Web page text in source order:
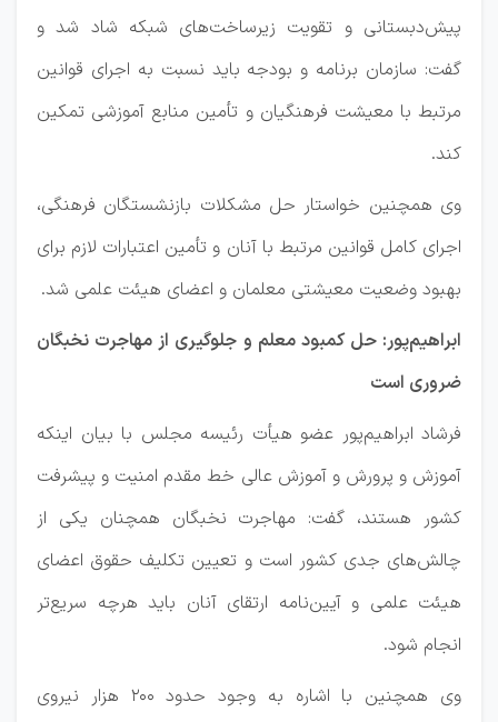
پیش‌دبستانی و تقویت زیرساخت‌های شبکه شاد شد و
گفت: سازمان برنامه و بودجه باید نسبت به اجرای قوانین
مرتبط با معیشت فرهنگیان و تأمین منابع آموزشی تمکین
کند.
وی همچنین خواستار حل مشکلات بازنشستگان فرهنگی،
اجرای کامل قوانین مرتبط با آنان و تأمین اعتبارات لازم برای
بهبود وضعیت معیشتی معلمان و اعضای هیئت علمی شد.
ابراهیم‌پور: حل کمبود معلم و جلوگیری از مهاجرت نخبگان
ضروری است
فرشاد ابراهیم‌پور عضو هیأت رئیسه مجلس با بیان اینکه
آموزش و پرورش و آموزش عالی خط مقدم امنیت و پیشرفت
کشور هستند، گفت: مهاجرت نخبگان همچنان یکی از
چالش‌های جدی کشور است و تعیین تکلیف حقوق اعضای
هیئت علمی و آیین‌نامه ارتقای آنان باید هرچه سریع‌تر
انجام شود.
وی همچنین با اشاره به وجود حدود ۲۰۰ هزار نیروی